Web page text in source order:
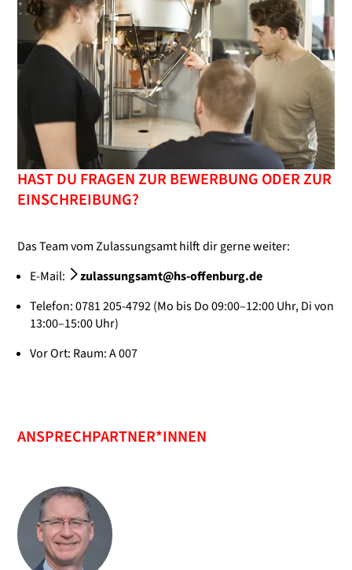
HAST DU FRAGEN ZUR BEWERBUNG ODER ZUR
EINSCHREIBUNG?
Das Team vom Zulassungsamt hilft dir gerne weiter:
E-Mail:
zulassungsamt@hs-offenburg.de
Telefon: 0781 205-4792 (Mo bis Do 09:00–12:00 Uhr, Di von
13:00–15:00 Uhr)
Vor Ort: Raum: A 007
ANSPRECHPARTNER*INNEN